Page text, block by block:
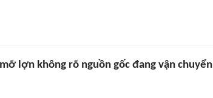
lợn không rõ nguồn gốc đang vận chuyển